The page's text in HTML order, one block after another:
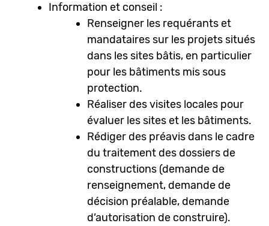
Information et conseil :
Renseigner les requérants et
mandataires sur les projets situés
dans les sites bâtis, en particulier
pour les bâtiments mis sous
protection.
Réaliser des visites locales pour
évaluer les sites et les bâtiments.
Rédiger des préavis dans le cadre
du traitement des dossiers de
constructions (demande de
renseignement, demande de
décision préalable, demande
d’autorisation de construire).